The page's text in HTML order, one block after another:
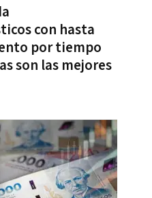
con hasta
por tiempo
son las mejores